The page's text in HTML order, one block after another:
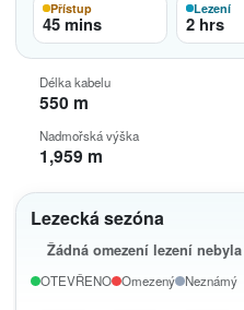
Lezecká sezóna
Žádná omezení lezení
OTEVŘENO Omezený Neznámý
Přístup
45 mins
Lezení
2 hrs
Délka kabelu
550 m
Nadmořská výška
1,959 m